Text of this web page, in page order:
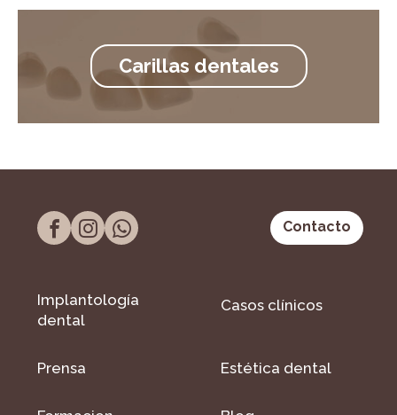
Carillas dentales
Contacto
Implantología
dental
Casos clínicos
Prensa Estética dental